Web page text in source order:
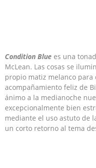
Condition Blue es una
McLean. Las cosas se
propio matiz melanco para
acompañamiento feliz de
ánimo a la medianoche
excepcionalmente bien
mediante el uso astuto de
un corto retorno al tema